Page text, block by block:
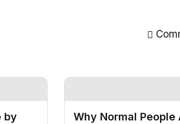
by
Why Normal People